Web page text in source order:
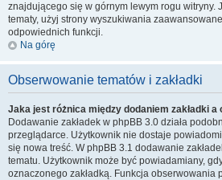
znajdującego się w górnym lewym rogu witryny.
tematy, użyj strony wyszukiwania
odpowiednich funkcji.
Na górę
Obserwowanie tematów i zakładki
Jaka jest różnica między dodaniem zakładki a
Dodawanie zakładek w phpBB 3.0 działa
przeglądarce. Użytkownik nie dostaje
się nowa treść. W phpBB 3.1 dodawanie
tematu. Użytkownik może być powiadamiany,
oznaczonego zakładką. Funkcja obserwowania